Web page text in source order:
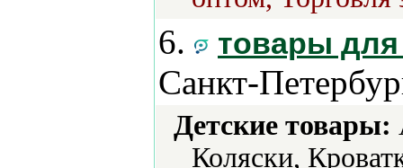
6. товары
Санкт-
Детские товары:
Коляски,